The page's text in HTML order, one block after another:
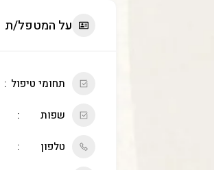
על המטפל/ת
תחומי טיפול
שפות
טלפון